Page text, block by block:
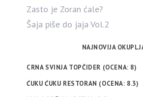
Zasto je Zoran ćale?
Šaja piše do jaja Vol.2
NAJNOVIJA
CRNA SVINJA TOPČIDER (OCENA: 8)
ĆUKU ĆUKU RESTORAN (OCENA: 8.3)